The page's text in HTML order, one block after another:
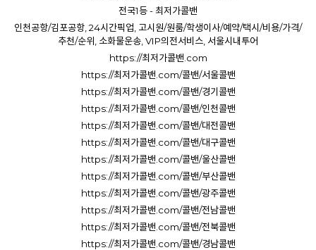
전국1등 - 최저가콜밴
인천공항/김포공항, 24시간픽업, 고시원/원룸/학생이사/예약/택시/비용/가격/
추천/순위, 소화물운송, VIP의전서비스, 서울시내투어
https://최저가콜밴.com
https://최저가콜밴.com/콜밴/서울콜밴
https://최저가콜밴.com/콜밴/경기콜밴
https://최저가콜밴.com/콜밴/인천콜밴
https://최저가콜밴.com/콜밴/대전콜밴
https://최저가콜밴.com/콜밴/대구콜밴
https://최저가콜밴.com/콜밴/울산콜밴
https://최저가콜밴.com/콜밴/부산콜밴
https://최저가콜밴.com/콜밴/광주콜밴
https://최저가콜밴.com/콜밴/전남콜밴
https://최저가콜밴.com/콜밴/전북콜밴
https://최저가콜밴.com/콜밴/경남콜밴